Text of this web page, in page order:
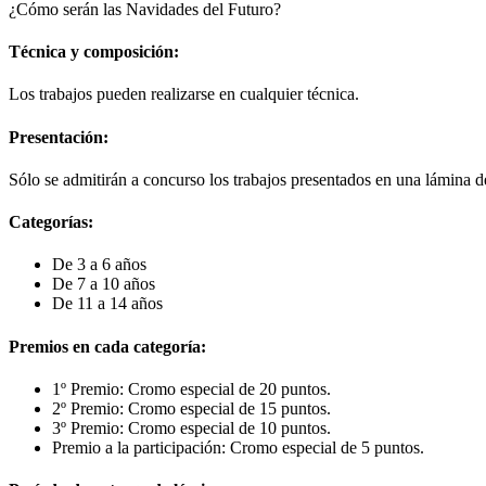
¿Cómo serán las Navidades del Futuro?
Técnica y composición:
Los trabajos pueden realizarse en cualquier técnica.
Presentación:
Sólo se admitirán a concurso los trabajos presentados en una lámina
Categorías:
De 3 a 6 años
De 7 a 10 años
De 11 a 14 años
Premios en cada categoría:
1º Premio: Cromo especial de 20 puntos.
2º Premio: Cromo especial de 15 puntos.
3º Premio: Cromo especial de 10 puntos.
Premio a la participación: Cromo especial de 5 puntos.